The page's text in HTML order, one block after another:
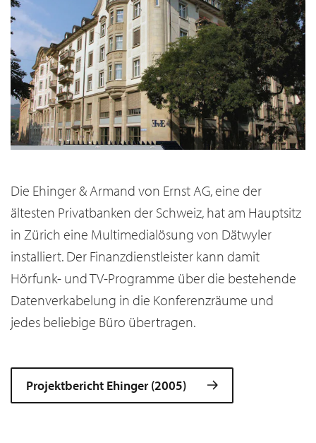
Die Ehinger & Armand von Ernst AG, eine der
ältesten Privatbanken der Schweiz, hat am Hauptsitz
in Zürich eine Multimedialösung von Dätwyler
installiert. Der Finanzdienstleister kann damit
Hörfunk- und TV-Programme über die bestehende
Datenverkabelung in die Konferenzräume und
jedes beliebige Büro übertragen.
Projektbericht Ehinger (2005)